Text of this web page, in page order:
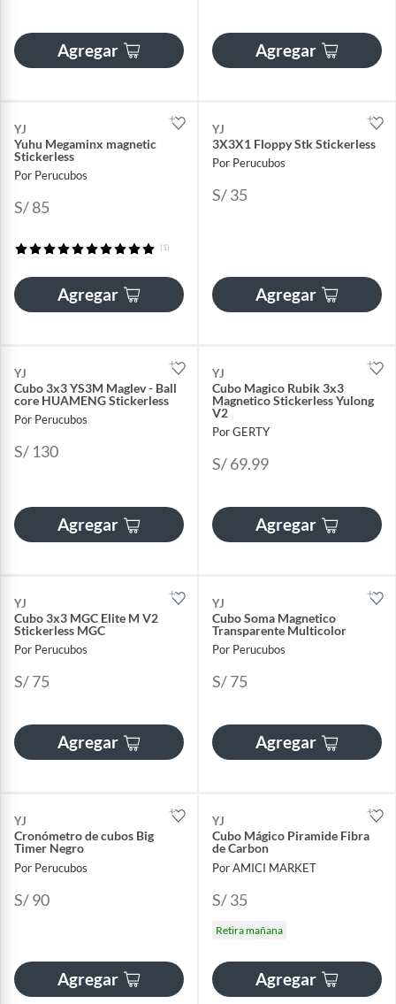
Agregar Agregar
YJ
Yuhu Megaminx magnetic
Stickerless
Por Perucubos
S/ 85
(1)
Agregar
YJ
3X3X1 Floppy Stk Stickerless
Por Perucubos
S/ 35
Agregar
YJ
Cubo 3x3 YS3M Maglev - Ball
core HUAMENG Stickerless
Por Perucubos
S/ 130
Agregar
YJ
Cubo Magico Rubik 3x3
Magnetico Stickerless Yulong
V2
Por GERTY
S/ 69.99
Agregar
YJ
Cubo 3x3 MGC Elite M V2
Stickerless MGC
Por Perucubos
S/ 75
Agregar
YJ
Cubo Soma Magnetico
Transparente Multicolor
Por Perucubos
S/ 75
Agregar
YJ
Cronómetro de cubos Big
Timer Negro
Por Perucubos
S/ 90
Agregar
YJ
Cubo Mágico Piramide Fibra
de Carbon
Por AMICI MARKET
S/ 35
Retira mañana
Agregar